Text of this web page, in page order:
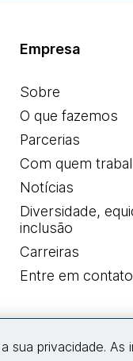
Empresa
Sobre
O que fazemos
Parcerias
Com quem
Notícias
Diversidade,
inclusão
Carreiras
Entre em contato
sua privacidade.